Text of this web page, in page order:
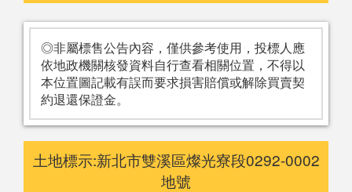
◎非屬標售公告內容，僅供參考使用，投標人應
依地政機關核發資料自行查看相關位置，不得以
本位置圖記載有誤而要求損害賠償或解除買賣契
約退還保證金。
土地標示:新北市雙溪區燦光寮段0292-0002
地號